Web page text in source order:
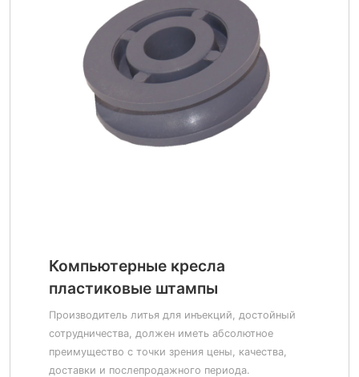
Компьютерные кресла
пластиковые штампы
Производитель литья для инъекций, достойный
сотрудничества, должен иметь абсолютное
преимущество с точки зрения цены, качества,
доставки и послепродажного периода.